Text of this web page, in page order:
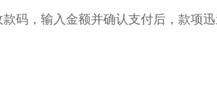
码，输入金额并确认支付后，款项